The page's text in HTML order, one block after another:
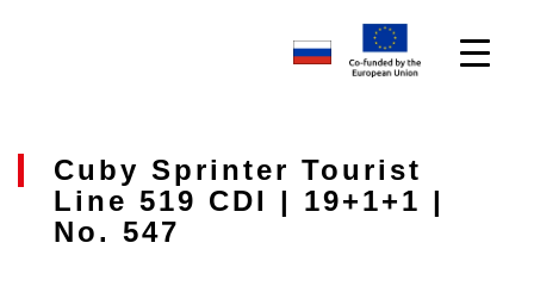
Cuby Sprinter Tourist
Line 519 CDI | 19+1+1 |
No. 547